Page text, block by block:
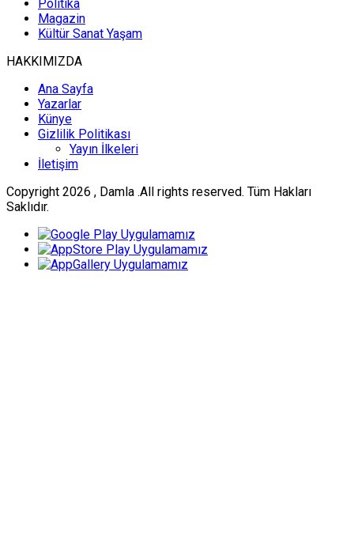
Politika
Magazin
Kültür Sanat Yaşam
HAKKIMIZDA
Ana Sayfa
Yazarlar
Künye
Gizlilik Politikası
Yayın İlkeleri
İletişim
Copyright 2026 , Damla .All rights reserved. Tüm Hakları
Saklıdır.